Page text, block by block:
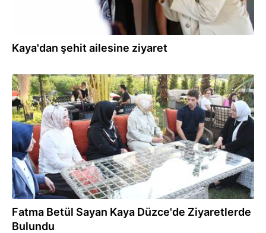
Kaya'dan şehit ailesine ziyaret
26.07.2026
Fatma Betül Sayan Kaya Düzce'de Ziyaretlerde
Bulundu